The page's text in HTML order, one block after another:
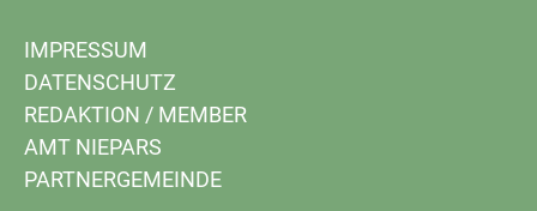
IMPRESSUM
DATENSCHUTZ
REDAKTION / MEMBER
AMT NIEPARS
PARTNERGEMEINDE